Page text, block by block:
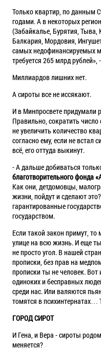
Только квартир, по данным
годами. А в некоторых
(Забайкалье, Бурятия Тыва
Балкария Мордовия
самых недофинансируемых
требуется 265 млрд
Миллиардов лишних нет.
А сироты все не иссякают.
И в Минпросвете придумали
Правильно, сократить
не увеличить количество
согласно ему, если не встал
всё, его оттуда выкинут.
- А дальше добиваться
благотворительного фонда
Как они, детдомовцы,
жизни, пойдут и сделают
гарантированные
государством.
Если такой закон примут, то
улице на всю жизнь. И еще
не просто угол. В нашей
прописки, без прав на
прописки ты не человек. Вот
одиноких и бесправных
среди нас. Или валяются
томятся в
ГОРОД СИРОТ
И Гена, и Вера - сироты
меняется?